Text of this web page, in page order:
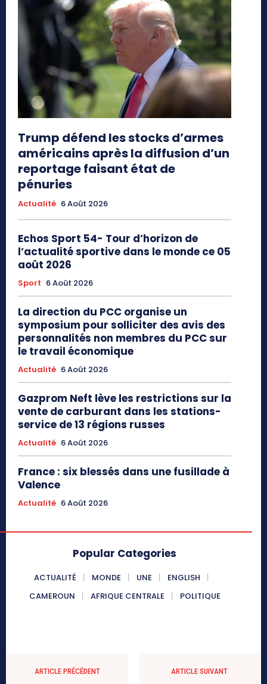
Trump défend les stocks d’armes
américains après la diffusion d’un
reportage faisant état de
pénuries
Actualité 6 Août 2026
Echos Sport 54- Tour d’horizon de
l’actualité sportive dans le monde ce 05
août 2026
Sport 6 Août 2026
La direction du PCC organise un
symposium pour solliciter des avis des
personnalités non membres du PCC sur
le travail économique
Actualité 6 Août 2026
Gazprom Neft lève les restrictions sur la
vente de carburant dans les stations-
service de 13 régions russes
Actualité 6 Août 2026
France : six blessés dans une fusillade à
Valence
Actualité 6 Août 2026
Popular Categories
ACTUALITÉ MONDE UNE
ENGLISH
CAMEROUN
AFRIQUE CENTRALE POLITIQUE
ARTICLE PRÉCÉDENT ARTICLE SUIVANT